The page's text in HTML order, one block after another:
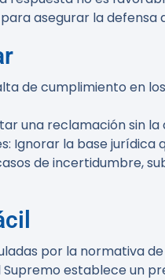
asegurar la defensa
de cumplimiento en
una reclamación sin
: Ignorar la base jurídica
de incertidumbre,
por la normativa
establece un